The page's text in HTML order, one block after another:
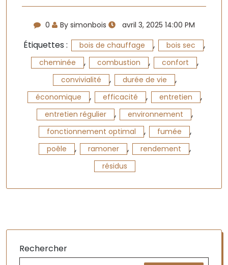
0 By simonbois avril 3, 2025 14:00 PM
Étiquettes : bois de chauffage , bois sec ,
cheminée , combustion , confort ,
convivialité , durée de vie ,
économique , efficacité , entretien ,
entretien régulier , environnement ,
fonctionnement optimal , fumée ,
poêle , ramoner , rendement ,
résidus
Rechercher